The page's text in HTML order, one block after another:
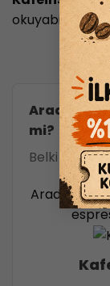
okuyabilirsiniz !
mi?
Belki de
Aradığınız